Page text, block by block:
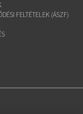
FELTÉTELEK (ÁSZF)